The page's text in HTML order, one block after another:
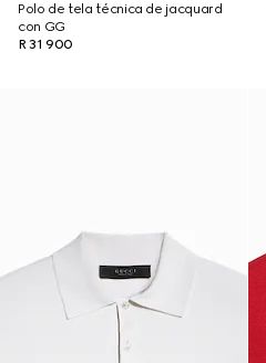
Polo de tela técnica de jacquard
con GG
R 31 900